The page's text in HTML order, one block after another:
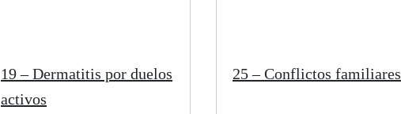
19 – Dermatitis por duelos
activos
25 – Conflictos familiares